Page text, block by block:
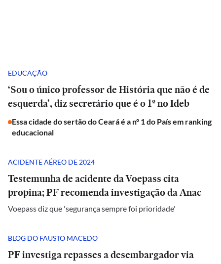
EDUCAÇÃO
‘Sou o único professor de História que não é de
esquerda’, diz secretário que é o 1º no Ideb
Essa cidade do sertão do Ceará é a nº 1 do País em ranking
educacional
ACIDENTE AÉREO DE 2024
Testemunha de acidente da Voepass cita
propina; PF recomenda investigação da Anac
Voepass diz que 'segurança sempre foi prioridade'
BLOG DO FAUSTO MACEDO
PF investiga repasses a desembargador via